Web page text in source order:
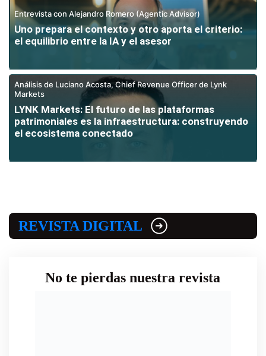
Entrevista con Alejandro Romero (Agentic Advisor)
Uno prepara el contexto y otro aporta el criterio:
el equilibrio entre la IA y el asesor
Análisis de Luciano Acosta, Chief Revenue Officer de Lynk
Markets
LYNK Markets: El futuro de las plataformas
patrimoniales es la infraestructura: construyendo
el ecosistema conectado
REVISTA DIGITAL
No te pierdas nuestra revista